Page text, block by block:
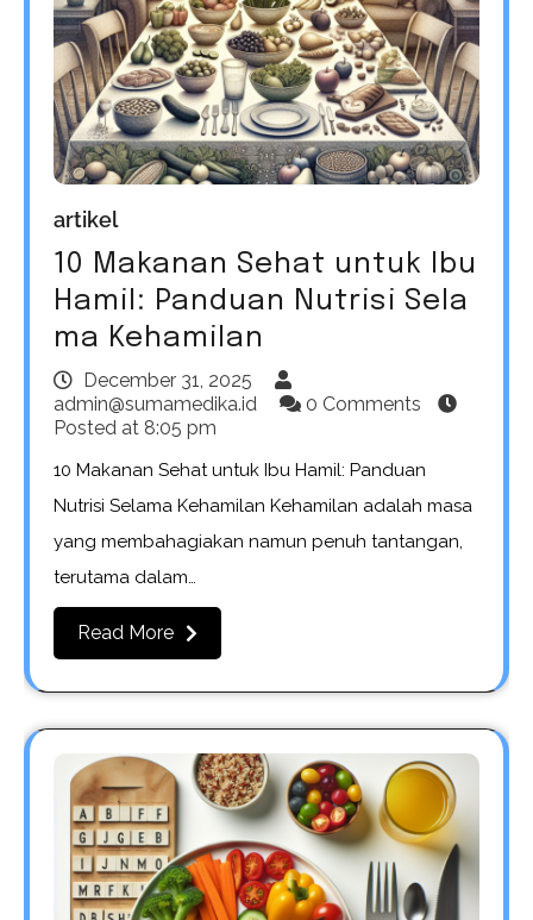
artikel
10 Makanan Sehat untuk Ibu
Hamil: Panduan Nutrisi Sela
ma Kehamilan
December 31, 2025
admin@sumamedika.id
0 Comments
Posted at 8:05 pm
10 Makanan Sehat untuk Ibu Hamil: Panduan
Nutrisi Selama Kehamilan Kehamilan adalah masa
yang membahagiakan namun penuh tantangan,
terutama dalam…
Read More